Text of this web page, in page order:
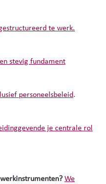
te werk.
stevig fundament
personeelsbeleid.
je centrale rol
werkinstrumenten? We